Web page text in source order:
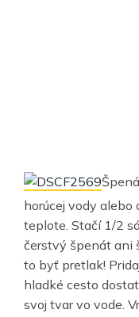
horúcej vody alebo
teplote. Stačí 1/2
čerstvý špenát ani
to byť pretlak!
hladké cesto
svoj tvar vo vode.